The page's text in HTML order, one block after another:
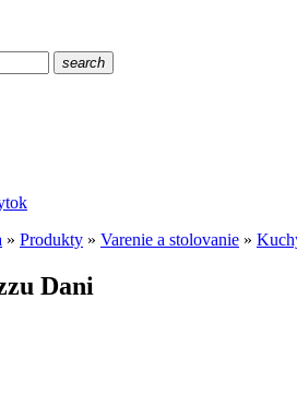
search
» Produkty » Varenie a stolovanie »
Dani